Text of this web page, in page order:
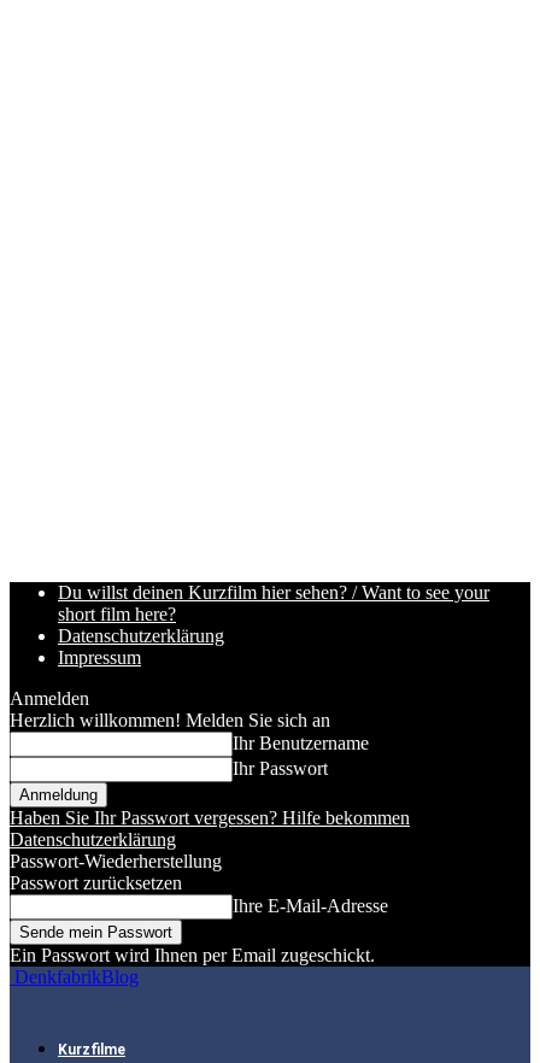
Du willst deinen Kurzfilm hier sehen? / Want to see your
short film here?
Datenschutzerklärung
Impressum
Anmelden
Herzlich willkommen! Melden Sie sich an
Ihr Benutzername
Ihr Passwort
Haben Sie Ihr Passwort vergessen? Hilfe bekommen
Datenschutzerklärung
Passwort-Wiederherstellung
Passwort zurücksetzen
Ihre E-Mail-Adresse
Ein Passwort wird Ihnen per Email zugeschickt.
DenkfabrikBlog
Kurzfilme